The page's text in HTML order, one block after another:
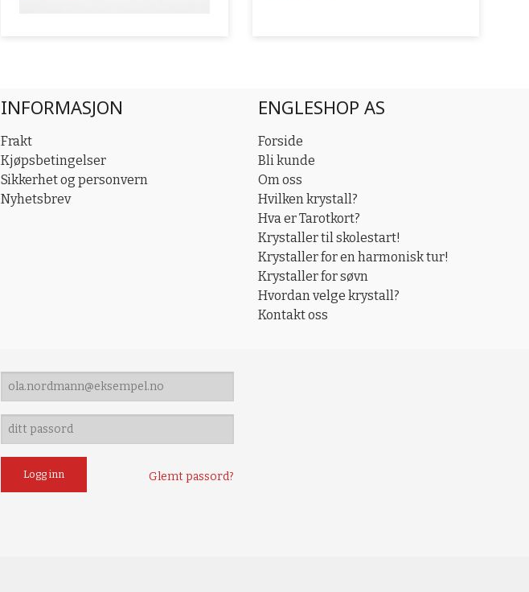
INFORMASJON
Frakt
Kjøpsbetingelser
Sikkerhet og personvern
Nyhetsbrev
ENGLESHOP AS
Forside
Bli kunde
Om oss
Hvilken krystall?
Hva er Tarotkort?
Krystaller til skolestart!
Krystaller for en harmonisk tur!
Krystaller for søvn
Hvordan velge krystall?
Kontakt oss
Glemt passord?